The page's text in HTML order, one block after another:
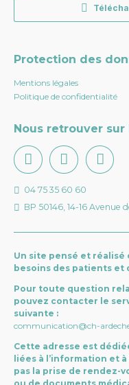
Protection des
Mentions légales
Politique de confidentialité
Nous retrouver sur
04 75 35 60 60
BP 50146, 14-16 Avenue
Un site pensé et réalisé
besoins des patients et
Pour toute question
pouvez contacter le
suivante :
communication@ch-
Cette adresse est
liées à l’information et
pas la prise de rendez-